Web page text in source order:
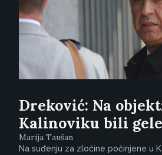
Dreković: Na
Kalinoviku bili
Marija Taušan
Na suđenju za zločine počinjene u